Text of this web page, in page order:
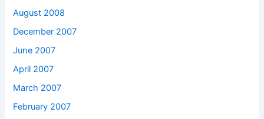
August 2008
December 2007
June 2007
April 2007
March 2007
February 2007